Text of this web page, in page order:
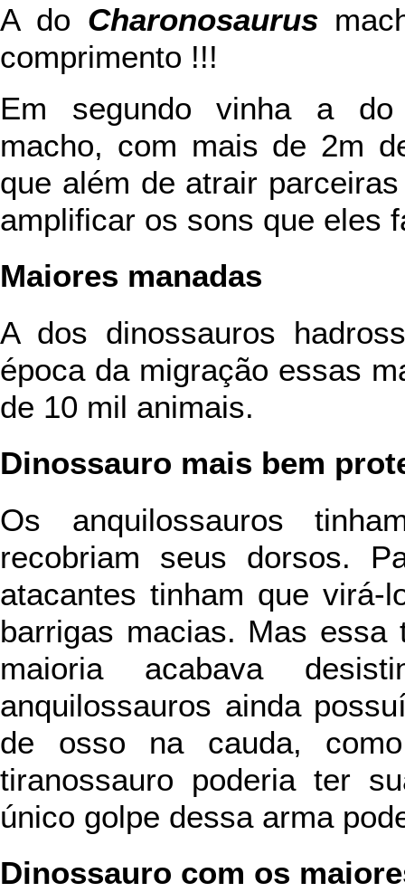
A do Charonosaurus
comprimento !!!
Em segundo vinha a
macho, com mais de 2m
que além de atrair
amplificar os sons que eles
Maiores manadas
A dos dinossauros
época da migração essas
de 10 mil animais.
Dinossauro mais bem
Os anquilossauros
recobriam seus dorsos.
atacantes tinham que virá-
barrigas macias. Mas
maioria acabava
anquilossauros ainda
de osso na cauda,
tiranossauro poderia ter
único golpe dessa arma
Dinossauro com os